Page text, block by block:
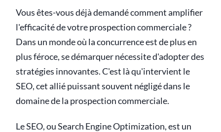
Vous êtes-vous déjà demandé comment amplifier
l'efficacité de votre prospection commerciale ?
Dans un monde où la concurrence est de plus en
plus féroce, se démarquer nécessite d'adopter des
stratégies innovantes. C'est là qu'intervient le
SEO, cet allié puissant souvent négligé dans le
domaine de la prospection commerciale.
Le SEO, ou Search Engine Optimization, est un